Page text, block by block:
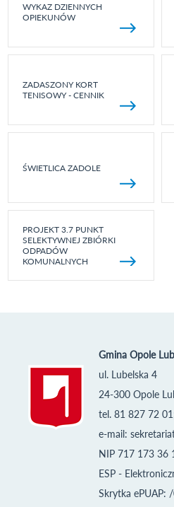
WYKAZ DZIENNYCH
OPIEKUNÓW
ZADASZONY KORT
TENISOWY - CENNIK
ŚWIETLICA ZADOLE
PROJEKT 3.7 PUNKT
SELEKTYWNEJ ZBIÓRKI
ODPADÓW
KOMUNALNYCH
Gmina Opole
ul. Lubelska 4
24-300 Opole
tel. 81 827 72
e-mail:
NIP 717 173 36
ESP -
Skrytka ePUAP: